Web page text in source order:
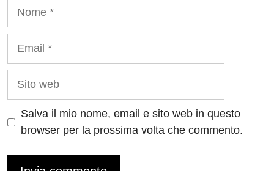
Sito
Salva il mio nome, email e sito web in questo
browser per la prossima volta che commento.